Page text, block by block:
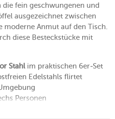
fein geschwungenen und
ausgezeichnet zwischen
moderne Anmut auf den Tisch.
diese Besteckstücke mit
Stahlim praktischen 6er-Set
Edelstahls flirtet
Personen